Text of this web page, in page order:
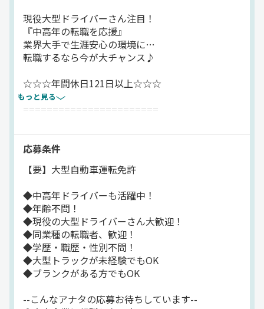
現役大型ドライバーさん注目！
『中高年の転職を応援』
業界大手で生涯安心の環境に…
転職するなら今が大チャンス♪
☆☆☆年間休日121日以上☆☆☆
=======================
大手グループの正社員に！
従業員数は4000名以上！
ニッコンHDグループです。
●国内大手10社に入る規模
●海外9か国にも事業を展開
さらに業務拡大中で勢いのある会社！
ここなら「安心」も実感できます◎
★━━━━━━━━━━━
━━━━━━━━━━━★
もっと見る
応募条件
【要】大型自動車運転免許
◆中高年ドライバーも活躍中！
◆年齢不問！
◆現役の大型ドライバーさん大歓迎！
◆同業種の転職者、歓迎！
◆学歴・職歴・性別不問！
◆大型トラックが未経験でもOK
◆ブランクがある方でもOK
--こんなアナタの応募お待ちしています--